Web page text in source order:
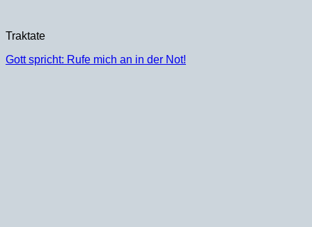
Traktate
Gott spricht: Rufe mich an in der Not!